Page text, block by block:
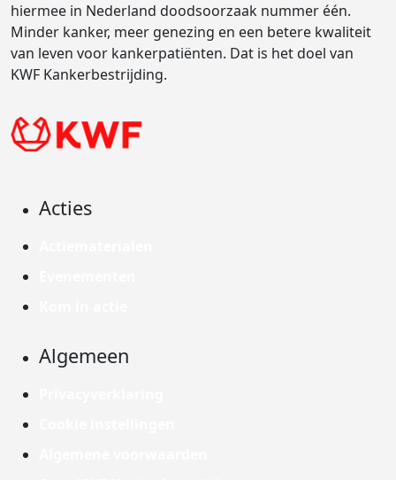
hiermee in Nederland doodsoorzaak nummer één.
Minder kanker, meer genezing en een betere kwaliteit
van leven voor kankerpatiënten. Dat is het doel van
KWF Kankerbestrijding.
Acties
Algemeen